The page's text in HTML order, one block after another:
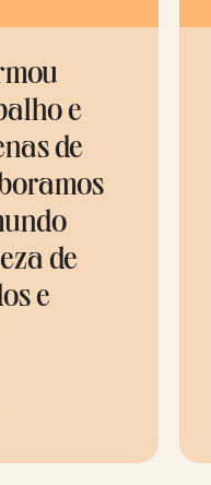
e
de
de
e